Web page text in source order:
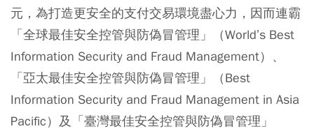
元，為打造更安全的支付交易環境盡心力，因而連霸
「全球最佳安全控管與防偽冒管理」（World’s Best
Information Security and Fraud Management）、
「亞太最佳安全控管與防偽冒管理」（Best
Information Security and Fraud Management in Asia
Pacific）及「臺灣最佳安全控管與防偽冒管理」